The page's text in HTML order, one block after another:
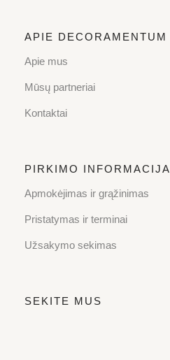
APIE DECORAMENTUM
Apie mus
Mūsų partneriai
Kontaktai
PIRKIMO INFORMACIJA
Apmokėjimas ir grąžinimas
Pristatymas ir terminai
Užsakymo sekimas
SEKITE MUS